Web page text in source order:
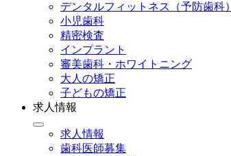
デンタルフィットネス
（予防歯科）
小児歯科
精密検査
インプラント
審美歯科・ホワイトニング
大人の矯正
子どもの矯正
求人情報
求人情報
歯科医師募集